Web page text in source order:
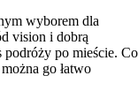
wyborem dla
vision i dobrą
po mieście. Co
go łatwo